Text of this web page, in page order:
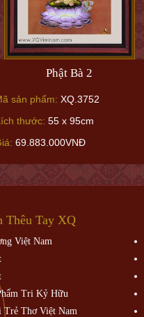
Phật Bà 2
sản phẩm: XQ.3752
thước: 55 x 95cm
69.883.000VNĐ
Thêu Tay XQ
Việt Nam
Tri Kỷ Hữu
Trẻ Thơ Việt Nam